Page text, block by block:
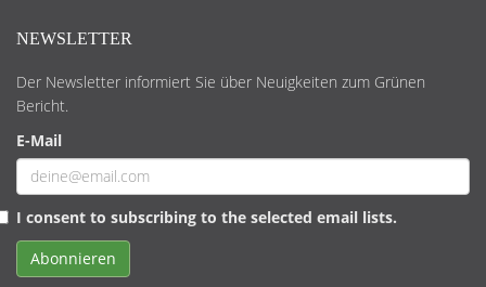
NEWSLETTER
Der Newsletter informiert Sie über Neuigkeiten zum Grünen
Bericht.
E-Mail
I consent to subscribing to the selected email lists.
Abonnieren